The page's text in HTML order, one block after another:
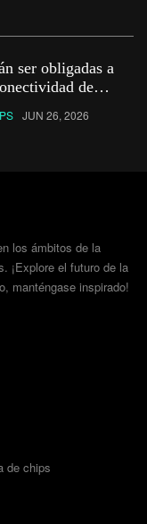
ser obligadas a
de
en Brasil
JUN 26, 2026
los ámbitos de la
¡Explore el futuro de la
manténgase inspirado!
de chips